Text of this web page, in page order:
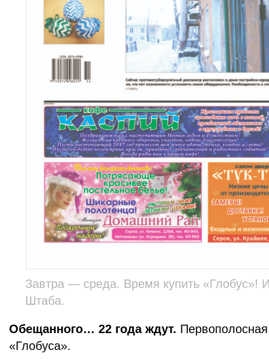
Завтра — среда. Время купить «Глобус»!
Штаба.
Обещанного… 22 года ждут.
«Глобуса».